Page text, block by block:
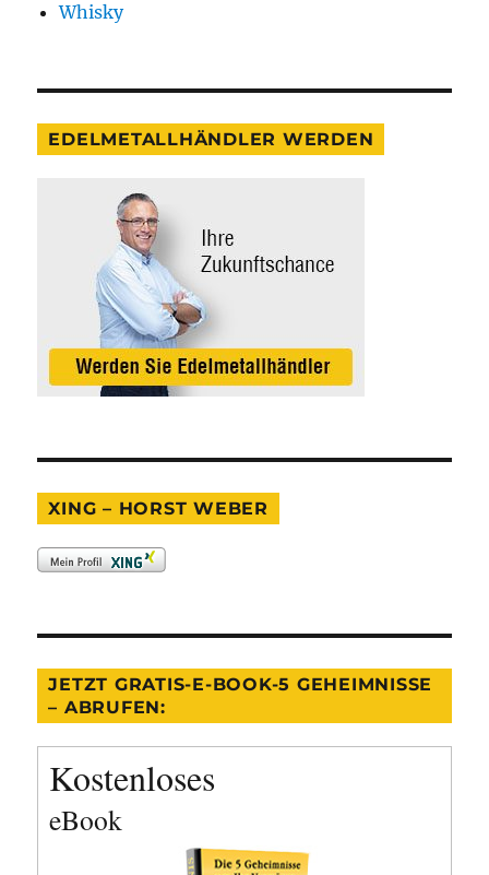
Whisky
EDELMETALLHÄNDLER WERDEN
XING – HORST WEBER
JETZT GRATIS-E-BOOK-5 GEHEIMNISSE
– ABRUFEN:
Kostenloses
eBook